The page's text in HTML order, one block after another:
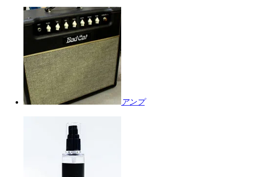
アンプ